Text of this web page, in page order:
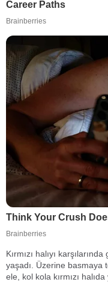
Kırmızı halıyı
yaşadı. Üzerine basmaya
ele, kol kola kırmızı